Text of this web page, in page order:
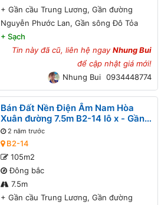
+ Gần cầu Trung Lương, Gần đường
Nguyễn Phước Lan, Gần sông Đô Tỏa
+ Sạch
Tin này đã cũ, liên hệ ngayNhung Bui
để cập nhật giá mới!
Nhung Bui 0934448774
Bán Đất Nền Điện Âm Nam Hòa
Xuân đường 7.5m B2-14 lô x - Gần
cầu Trung Lương, Gần đường
Nguyễn Phước Lan, Gần sông Đô
Tỏa
2 năm trước
B2-14
105m2
Đông bắc
7.5m
+ Gần cầu Trung Lương, Gần đường